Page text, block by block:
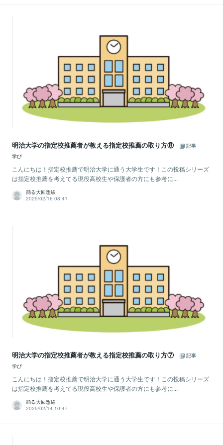
明治大学の指定校推薦者が教える指定校推薦の取り方⑧
記事
学び
こんにちは！指定校推薦で明治大学に通う大学生です！この投稿シリーズ
は指定校推薦を考えてる現役高校生や保護者の方にも参考に...
踊る大回想線
2025/02/16 08:41
明治大学の指定校推薦者が教える指定校推薦の取り方⑦
記事
学び
こんにちは！指定校推薦で明治大学に通う大学生です！この投稿シリーズ
は指定校推薦を考えてる現役高校生や保護者の方にも参考に...
踊る大回想線
2025/02/14 10:47